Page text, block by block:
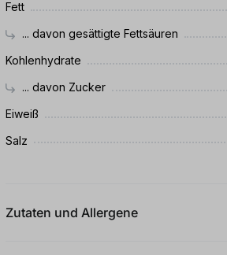
Fett
... davon gesättigte Fettsäuren
Kohlenhydrate
... davon Zucker
Eiweiß
Salz
Zutaten und Allergene